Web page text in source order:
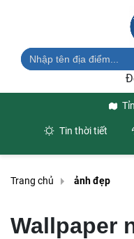
Tin thời tiết
Trang chủ ảnh đẹp
Wallpaper